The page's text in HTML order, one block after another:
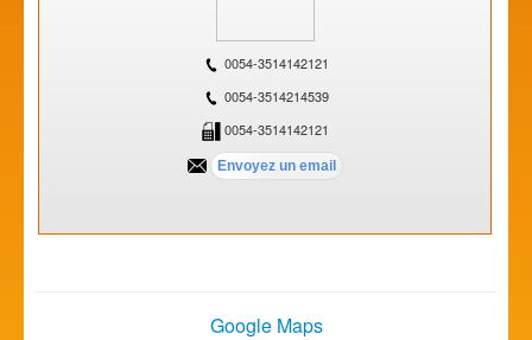
0054-3514142121
0054-3514214539
0054-3514142121
Google Maps